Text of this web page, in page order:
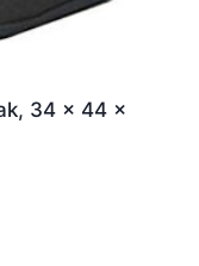
34 x 44 x